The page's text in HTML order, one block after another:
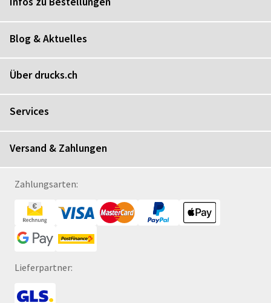
Blog & Aktuelles
Über drucks.ch
Services
Versand & Zahlungen
Zahlungsarten:
Lieferpartner: